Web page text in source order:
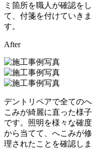
ミ箇所を職人が確認をし
て、付箋を付けていきま
す。
After
デントリペアで全てのへ
こみが綺麗に直った様子
です。照明を様々な確度
から当てて、へこみが修
理されたことを確認しま